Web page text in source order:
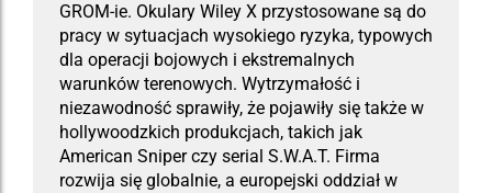
GROM-ie. Okulary Wiley X przystosowane są do
pracy w sytuacjach wysokiego ryzyka, typowych
dla operacji bojowych i ekstremalnych
warunków terenowych. Wytrzymałość i
niezawodność sprawiły, że pojawiły się także w
hollywoodzkich produkcjach, takich jak
American Sniper czy serial S.W.A.T. Firma
rozwija się globalnie, a europejski oddział w